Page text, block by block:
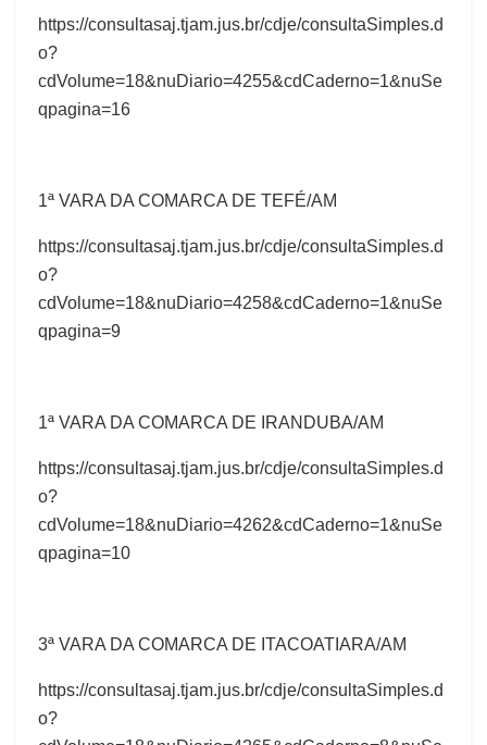
https://consultasaj.tjam.jus.br/cdje/consultaSimples.d
o?
cdVolume=18&nuDiario=4255&cdCaderno=1&nuSe
qpagina=16
1ª VARA DA COMARCA DE TEFÉ/AM
https://consultasaj.tjam.jus.br/cdje/consultaSimples.d
o?
cdVolume=18&nuDiario=4258&cdCaderno=1&nuSe
qpagina=9
1ª VARA DA COMARCA DE IRANDUBA/AM
https://consultasaj.tjam.jus.br/cdje/consultaSimples.d
o?
cdVolume=18&nuDiario=4262&cdCaderno=1&nuSe
qpagina=10
3ª VARA DA COMARCA DE ITACOATIARA/AM
https://consultasaj.tjam.jus.br/cdje/consultaSimples.d
o?